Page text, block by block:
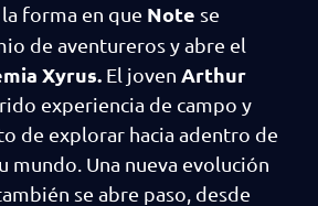
forma en que Note se
de aventureros y abre el
Xyrus. El joven Arthur
experiencia de campo y
de explorar hacia adentro de
mundo. Una nueva evolución
se abre paso, desde